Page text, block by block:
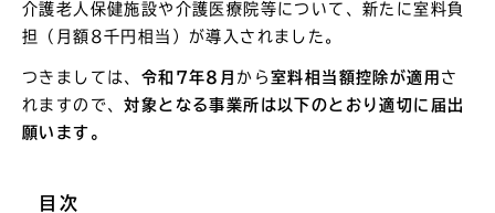
介護老人保健施設や介護医療院等について、新たに室料負
担（月額8千円相当）が導入されました。
つきましては、 令和7年8月 から室料相当額控除が適用 さ
れますので、対象となる事業所は以下のとおり適切に届出
願います。
目次